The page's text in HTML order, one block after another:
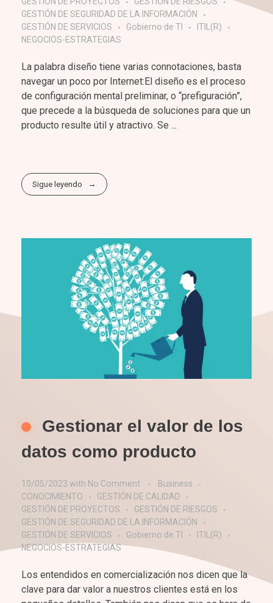
GESTIÓN DE SEGURIDAD DE LA INFORMACIÓN
GESTIÓN DE SERVICIOS
Gobierno de TI
ITIL(R)
NEGOCIOS-ESTRATEGIAS
La palabra diseño tiene varias connotaciones, basta
navegar un poco por Internet:El diseño es el proceso
de configuración mental preliminar, o “prefiguración”,
que precede a la búsqueda de soluciones para que un
producto resulte útil y atractivo. Se ...
Sigue leyendo
Gestionar el valor de los
datos como producto
10/05/2023 with No Comment
Business
CONOCIMIENTO
GESTIÓN DE CALIDAD
GESTIÓN DE PROYECTOS
GESTIÓN DE RIESGOS
GESTIÓN DE SEGURIDAD DE LA INFORMACIÓN
GESTIÓN DE SERVICIOS
Gobierno de TI
ITIL(R)
NEGOCIOS-ESTRATEGIAS
Los entendidos en comercialización nos dicen que la
clave para dar valor a nuestros clientes está en los